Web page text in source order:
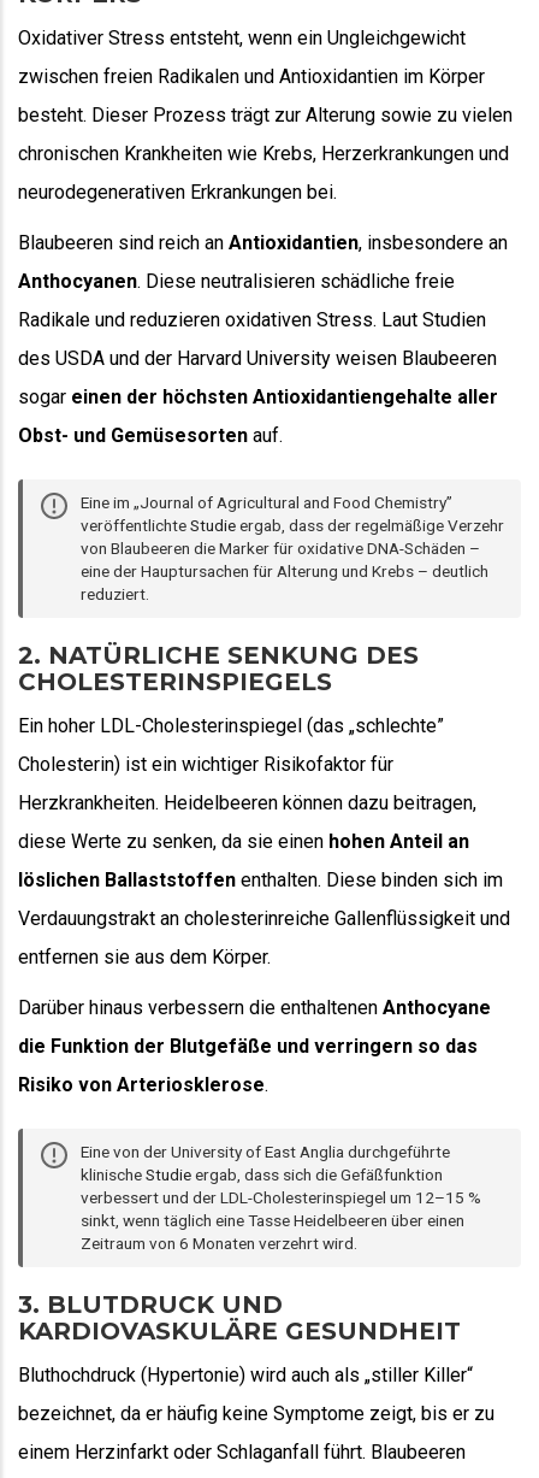
Oxidativer Stress entsteht, wenn ein Ungleichgewicht
zwischen freien Radikalen und Antioxidantien im Körper
besteht. Dieser Prozess trägt zur Alterung sowie zu vielen
chronischen Krankheiten wie Krebs, Herzerkrankungen und
neurodegenerativen Erkrankungen bei.
Blaubeeren sind reich an Antioxidantien, insbesondere an
Anthocyanen. Diese neutralisieren schädliche freie
Radikale und reduzieren oxidativen Stress. Laut Studien
des USDA und der Harvard University weisen Blaubeeren
sogar einen der höchsten Antioxidantiengehalte aller
Obst- und Gemüsesorten auf.
Eine im „Journal of Agricultural and Food Chemistry”
veröffentlichteStudieergab, dass der regelmäßige Verzehr
von Blaubeeren die Marker für oxidative DNA-Schäden –
eine der Hauptursachen für Alterung und Krebs – deutlich
reduziert.
2. NATÜRLICHE SENKUNG DES
CHOLESTERINSPIEGELS
Ein hoher LDL-Cholesterinspiegel (das „schlechte”
Cholesterin) ist ein wichtiger Risikofaktor für
Herzkrankheiten. Heidelbeeren können dazu beitragen,
diese Werte zu senken, da sie einen hohen Anteil an
löslichen Ballaststoffen enthalten. Diese binden sich im
Verdauungstrakt an cholesterinreiche Gallenflüssigkeit und
entfernen sie aus dem Körper.
Darüber hinaus verbessern die enthaltenen Anthocyane
die Funktion der Blutgefäße und verringern so das
Risiko von Arteriosklerose.
Eine von der University of East Anglia durchgeführte
klinischeStudieergab, dass sich die Gefäßfunktion
verbessert und der LDL-Cholesterinspiegel um 12–15 %
sinkt, wenn täglich eine Tasse Heidelbeeren über einen
Zeitraum von 6 Monaten verzehrt wird.
3. BLUTDRUCK UND
KARDIOVASKULÄRE GESUNDHEIT
Bluthochdruck (Hypertonie) wird auch als „stiller Killer“
bezeichnet, da er häufig keine Symptome zeigt, bis er zu
einem Herzinfarkt oder Schlaganfall führt. Blaubeeren